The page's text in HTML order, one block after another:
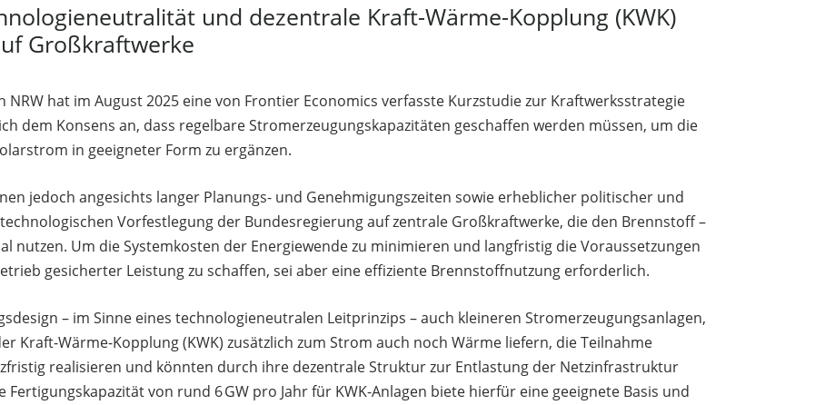
und dezentrale Kraft-Wärme-Kopplung (KWK)
Großkraftwerke
hat im August 2025 eine von Frontier Economics verfasste Kurzstudie zur Kraftwerksstrategie
dem Konsens an, dass regelbare Stromerzeugungskapazitäten geschaffen werden müssen, um die
in geeigneter Form zu ergänzen.
jedoch angesichts langer Planungs- und Genehmigungszeiten sowie erheblicher politischer und
Vorfestlegung der Bundesregierung auf zentrale Großkraftwerke, die den Brennstoff –
nutzen. Um die Systemkosten der Energiewende zu minimieren und langfristig die Voraussetzungen
gesicherter Leistung zu schaffen, sei aber eine effiziente Brennstoffnutzung erforderlich.
– im Sinne eines technologieneutralen Leitprinzips – auch kleineren Stromerzeugungsanlagen,
Kraft-Wärme-Kopplung (KWK) zusätzlich zum Strom auch noch Wärme liefern, die Teilnahme
realisieren und könnten durch ihre dezentrale Struktur zur Entlastung der Netzinfrastruktur
von rund 6 GW pro Jahr für KWK-Anlagen biete hierfür eine geeignete Basis und